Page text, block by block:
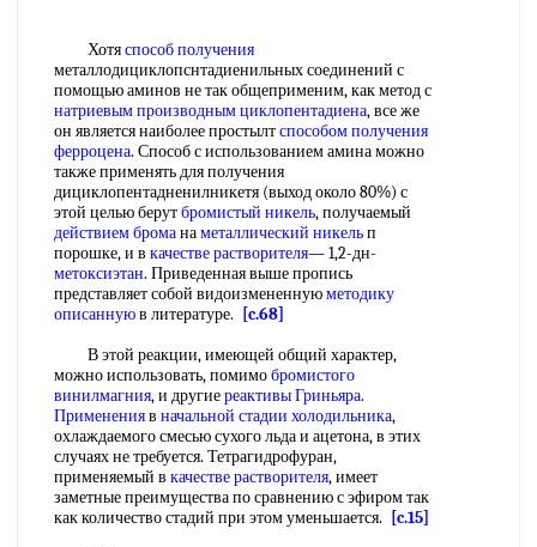
Хотяспособ получения
металлодициклопснтадиенильных соединений с
помощью аминов не так общеприменим, как метод с
натриевым производнымциклопентадиена, все же
он является наиболее простылтспособом получения
ферроцена. Способ с использованием амина можно
также применять для получения
дициклопентадненилникетя (выход около 80%) с
этой целью берутбромистый никель, получаемый
действием броманаметаллический никельп
порошке, и в качестве растворителя— 1,2-дн-
метоксиэтан. Приведенная выше пропись
представляет собой видоизмененнуюметодику
описаннуюв литературе.
[c.68]
В этой реакции, имеющей общий характер,
можно использовать, помимобромистого
винилмагния, и другиереактивы Гриньяра.
Примененияв начальной стадии холодильника,
охлаждаемого смесью сухого льда и ацетона, в этих
случаях не требуется. Тетрагидрофуран,
применяемый в качестве растворителя, имеет
заметные преимущества по сравнению с эфиром так
как количество стадий при этом уменьшается.
[c.15]